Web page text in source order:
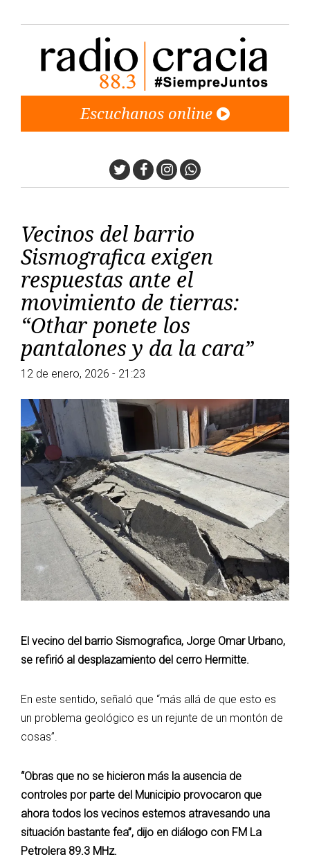
Escuchanos online
TwitterFacebook
Instagram
Whatsapp
Vecinos del barrio
Sismografica exigen
respuestas ante el
movimiento de tierras:
“Othar ponete los
pantalones y da la cara”
12 de enero, 2026 - 21:23
El vecino del barrio Sismografica, Jorge Omar Urbano,
se refirió al desplazamiento del cerro Hermitte.
En este sentido, señaló que “más allá de que esto es
un problema geológico es un rejunte de un montón de
cosas”.
“Obras que no se hicieron más la ausencia de
controles por parte del Municipio provocaron que
ahora todos los vecinos estemos atravesando una
situación bastante fea”, dijo en diálogo con FM La
Petrolera 89.3 MHz.